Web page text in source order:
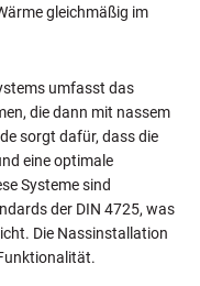
gleichmäßig im
umfasst das
die dann mit nassem
sorgt dafür, dass die
eine optimale
Systeme sind
der DIN 4725, was
Die Nassinstallation